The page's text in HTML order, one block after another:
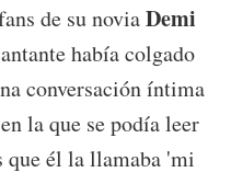
de su noviaDemi
había colgado
conversación íntima
la que se podía leer
que él la llamaba 'mi